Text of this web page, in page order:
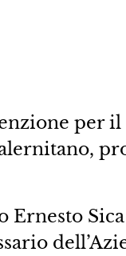
per
Ernesto